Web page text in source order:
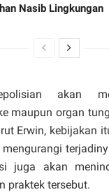
Nasib Lingkungan
akan
maupun organ
Erwin, kebijakan
juga akan
praktek tersebut.